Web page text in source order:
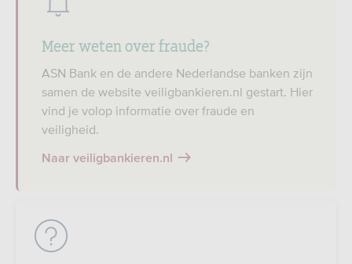
Meer weten over fraude?
ASN Bank en de andere Nederlandse banken zijn
samen de website veiligbankieren.nl gestart. Hier
vind je volop informatie over fraude en
veiligheid.
Naar veiligbankieren.nl